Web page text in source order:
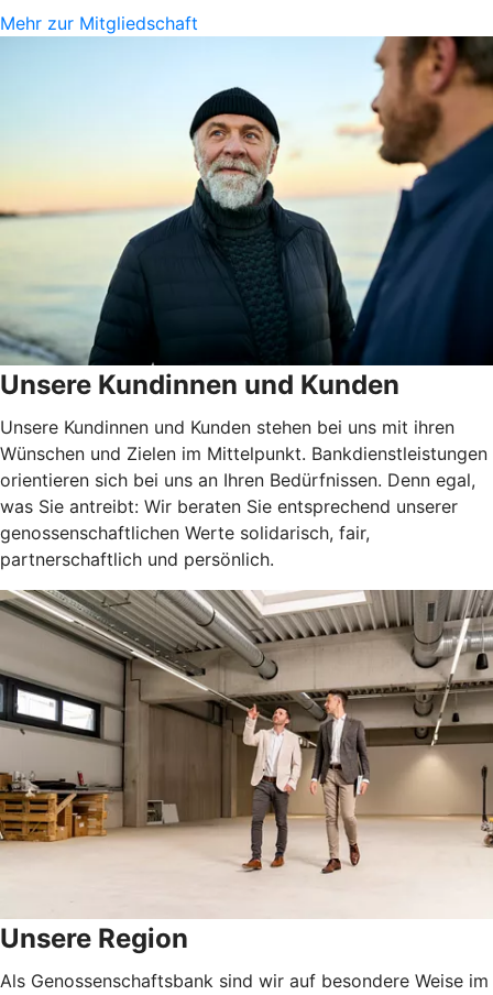
Mehr zur Mitgliedschaft
Unsere Kundinnen und Kunden
Unsere Kundinnen und Kunden stehen bei uns mit ihren
Wünschen und Zielen im Mittelpunkt. Bankdienstleistungen
orientieren sich bei uns an Ihren Bedürfnissen. Denn egal,
was Sie antreibt: Wir beraten Sie entsprechend unserer
genossenschaftlichen Werte solidarisch, fair,
partnerschaftlich und persönlich.
Unsere Region
Als Genossenschaftsbank sind wir auf besondere Weise im